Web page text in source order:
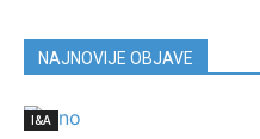
NAJNOVIJE OBJAVE
I&A